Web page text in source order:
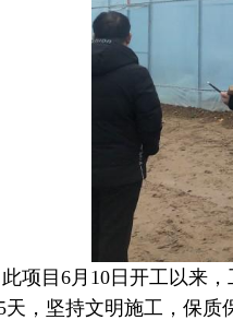
此项目6月10日开工以来
天，坚持文明施工，保质